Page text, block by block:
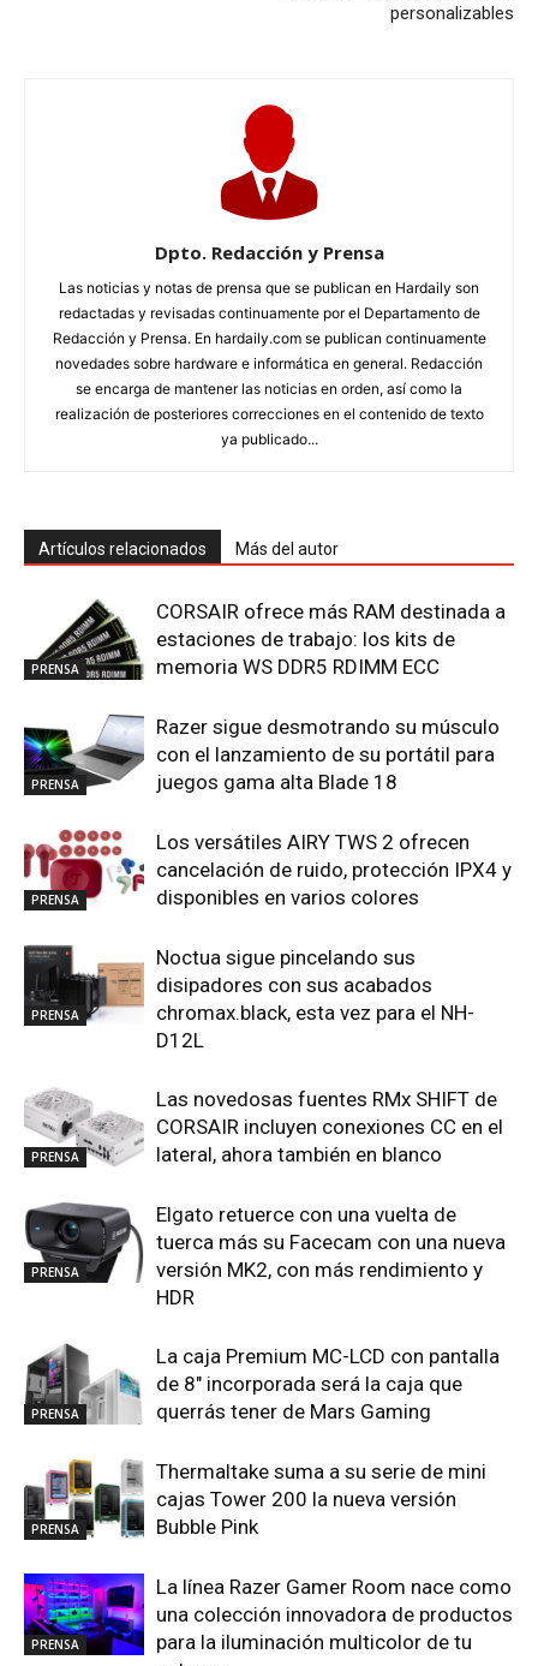
personalizables
Dpto. Redacción y Prensa
Las noticias y notas de prensa que se publican en Hardaily son
redactadas y revisadas continuamente por el Departamento de
Redacción y Prensa. En hardaily.com se publican continuamente
novedades sobre hardware e informática en general. Redacción
se encarga de mantener las noticias en orden, así como la
realización de posteriores correcciones en el contenido de texto
ya publicado...
Artículos relacionados Más del autor
PRENSA
CORSAIR ofrece más RAM destinada a
estaciones de trabajo: los kits de
memoria WS DDR5 RDIMM ECC
PRENSA
Razer sigue desmotrando su músculo
con el lanzamiento de su portátil para
juegos gama alta Blade 18
PRENSA
Los versátiles AIRY TWS 2 ofrecen
cancelación de ruido, protección IPX4 y
disponibles en varios colores
PRENSA
Noctua sigue pincelando sus
disipadores con sus acabados
chromax.black, esta vez para el NH-
D12L
PRENSA
Las novedosas fuentes RMx SHIFT de
CORSAIR incluyen conexiones CC en el
lateral, ahora también en blanco
PRENSA
Elgato retuerce con una vuelta de
tuerca más su Facecam con una nueva
versión MK2, con más rendimiento y
HDR
PRENSA
La caja Premium MC-LCD con pantalla
de 8″ incorporada será la caja que
querrás tener de Mars Gaming
PRENSA
Thermaltake suma a su serie de mini
cajas Tower 200 la nueva versión
Bubble Pink
PRENSA
La línea Razer Gamer Room nace como
una colección innovadora de productos
para la iluminación multicolor de tu